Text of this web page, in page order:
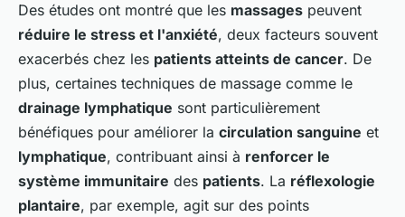
Des études ont montré que les massages peuvent
réduire le stress et l'anxiété, deux facteurs souvent
exacerbés chez les patients atteints de cancer. De
plus, certaines techniques de massage comme le
drainage lymphatique sont particulièrement
bénéfiques pour améliorer la circulation sanguine et
lymphatique, contribuant ainsi à renforcer le
système immunitaire des patients. La réflexologie
plantaire, par exemple, agit sur des points